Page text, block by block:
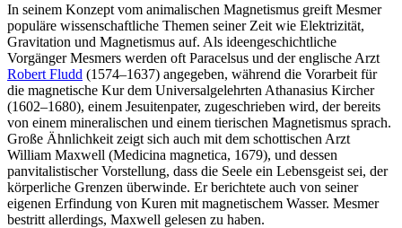
In seinem Konzept vom animalischen Magnetismus greift Mesmer
populäre wissenschaftliche Themen seiner Zeit wie Elektrizität,
Gravitation und Magnetismus auf. Als ideengeschichtliche
Vorgänger Mesmers werden oft Paracelsus und der englische Arzt
Robert Fludd (1574–1637) angegeben, während die Vorarbeit für
die magnetische Kur dem Universalgelehrten Athanasius Kircher
(1602–1680), einem Jesuitenpater, zugeschrieben wird, der bereits
von einem mineralischen und einem tierischen Magnetismus sprach.
Große Ähnlichkeit zeigt sich auch mit dem schottischen Arzt
William Maxwell (Medicina magnetica, 1679), und dessen
panvitalistischer Vorstellung, dass die Seele ein Lebensgeist sei, der
körperliche Grenzen überwinde. Er berichtete auch von seiner
eigenen Erfindung von Kuren mit magnetischem Wasser. Mesmer
bestritt allerdings, Maxwell gelesen zu haben.